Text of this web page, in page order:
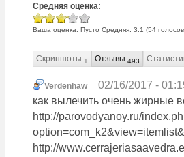
Средняя оценка:
Ваша оценка: Пусто Средняя: 3.1 (54
Скриншоты 1 Отзывы 493
Verdenhaw
02/16/2017 -
как вылечить очень жирные
http://parovodyanoy.ru/
http://